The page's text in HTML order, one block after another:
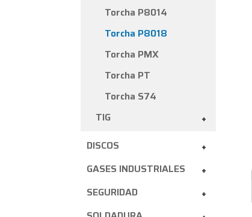
Torcha P8014
Torcha P8018
Torcha PMX
Torcha PT
Torcha S74
+
TIG
+
DISCOS
+
GASES INDUSTRIALES
+
SEGURIDAD